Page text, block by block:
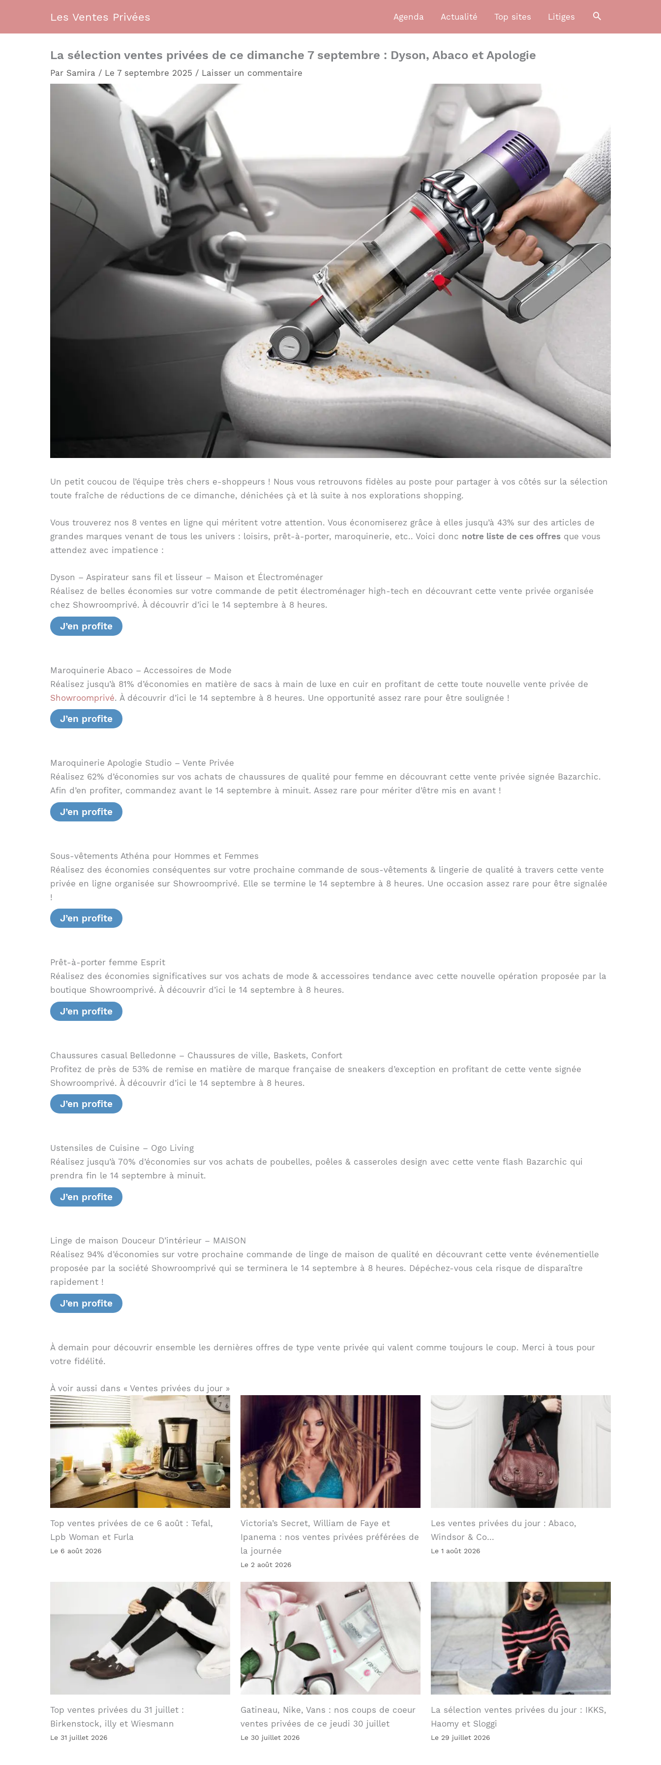
contenu
Les Ventes Privées Agenda Actualité Top sites Litiges
La sélection ventes privées de ce dimanche 7 septembre : Dyson, Abaco et Apologie
Par Samira / Le 7 septembre 2025 / Laisser un commentaire
Un petit coucou de l’équipe très chers e-shoppeurs ! Nous vous retrouvons fidèles au poste pour partager à vos côtés sur la sélection
toute fraîche de réductions de ce dimanche, dénichées çà et là suite à nos explorations shopping.
Vous trouverez nos 8 ventes en ligne qui méritent votre attention. Vous économiserez grâce à elles jusqu’à 43% sur des articles de
grandes marques venant de tous les univers : loisirs, prêt-à-porter, maroquinerie, etc.. Voici donc notre liste de ces offres que vous
attendez avec impatience :
Dyson – Aspirateur sans fil et lisseur – Maison et Électroménager
Réalisez de belles économies sur votre commande de petit électroménager high-tech en découvrant cette vente privée organisée
chez Showroomprivé. À découvrir d’ici le 14 septembre à 8 heures.
J’en profite
Maroquinerie Abaco – Accessoires de Mode
Réalisez jusqu’à 81% d’économies en matière de sacs à main de luxe en cuir en profitant de cette toute nouvelle vente privée de
Showroomprivé. À découvrir d’ici le 14 septembre à 8 heures. Une opportunité assez rare pour être soulignée !
J’en profite
Maroquinerie Apologie Studio – Vente Privée
Réalisez 62% d’économies sur vos achats de chaussures de qualité pour femme en découvrant cette vente privée signée Bazarchic.
Afin d’en profiter, commandez avant le 14 septembre à minuit. Assez rare pour mériter d’être mis en avant !
J’en profite
Sous-vêtements Athéna pour Hommes et Femmes
Réalisez des économies conséquentes sur votre prochaine commande de sous-vêtements & lingerie de qualité à travers cette vente
privée en ligne organisée sur Showroomprivé. Elle se termine le 14 septembre à 8 heures. Une occasion assez rare pour être signalée
!
J’en profite
Prêt-à-porter femme Esprit
Réalisez des économies significatives sur vos achats de mode & accessoires tendance avec cette nouvelle opération proposée par la
boutique Showroomprivé. À découvrir d’ici le 14 septembre à 8 heures.
J’en profite
Chaussures casual Belledonne – Chaussures de ville, Baskets, Confort
Profitez de près de 53% de remise en matière de marque française de sneakers d’exception en profitant de cette vente signée
Showroomprivé. À découvrir d’ici le 14 septembre à 8 heures.
J’en profite
Ustensiles de Cuisine – Ogo Living
Réalisez jusqu’à 70% d’économies sur vos achats de poubelles, poêles & casseroles design avec cette vente flash Bazarchic qui
prendra fin le 14 septembre à minuit.
J’en profite
Linge de maison Douceur D’intérieur – MAISON
Réalisez 94% d’économies sur votre prochaine commande de linge de maison de qualité en découvrant cette vente événementielle
proposée par la société Showroomprivé qui se terminera le 14 septembre à 8 heures. Dépéchez-vous cela risque de disparaître
rapidement !
J’en profite
À demain pour découvrir ensemble les dernières offres de type vente privée qui valent comme toujours le coup. Merci à tous pour
votre fidélité.
À voir aussi dans « Ventes privées du jour »
Top ventes privées de ce 6 août : Tefal,
Lpb Woman et Furla
Le 6 août 2026
Victoria’s Secret, William de Faye et
Ipanema : nos ventes privées préférées de
la journée
Le 2 août 2026
Les ventes privées du jour : Abaco,
Windsor & Co…
Le 1 août 2026
Top ventes privées du 31 juillet :
Birkenstock, illy et Wiesmann
Le 31 juillet 2026
Gatineau, Nike, Vans : nos coups de coeur
ventes privées de ce jeudi 30 juillet
Le 30 juillet 2026
La sélection ventes privées du jour : IKKS,
Haomy et Sloggi
Le 29 juillet 2026